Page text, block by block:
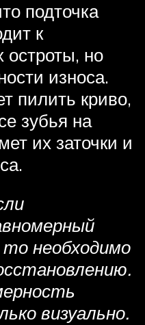
подточка
к
остроты, но
износа.
пилить криво,
зубья на
их заточки и
то необходимо
визуально.